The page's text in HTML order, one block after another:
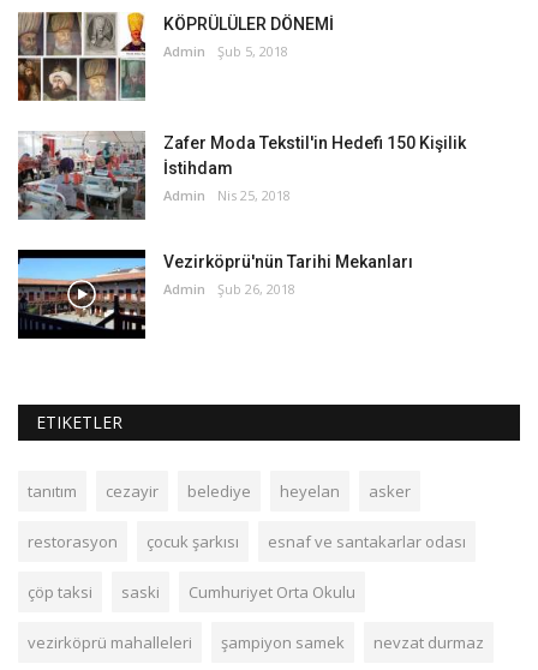
KÖPRÜLÜLER DÖNEMİ
Admin Şub 5, 2018
Zafer Moda Tekstil'in Hedefi 150 Kişilik
İstihdam
Admin Nis 25, 2018
Vezirköprü'nün Tarihi Mekanları
Admin Şub 26, 2018
ETIKETLER
tanıtım cezayir belediye heyelan asker
restorasyon çocuk şarkısı esnaf ve santakarlar odası
çöp taksi saski Cumhuriyet Orta Okulu
vezirköprü mahalleleri şampiyon samek nevzat durmaz